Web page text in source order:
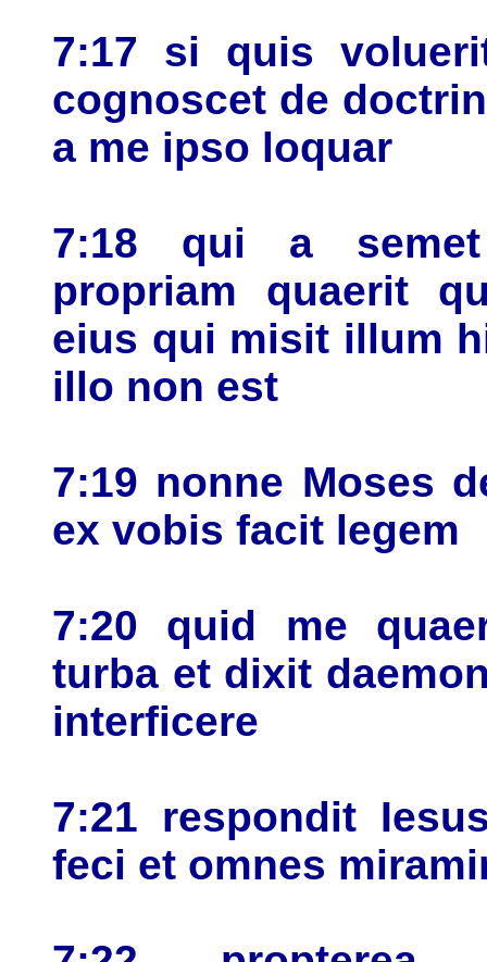
7:17 si quis
cognoscet de
a me ipso loquar
7:18 qui a
propriam quaerit
eius qui misit illum
illo non est
7:19 nonne Moses
ex vobis facit legem
7:20 quid me
turba et dixit
interficere
7:21 respondit
feci et omnes